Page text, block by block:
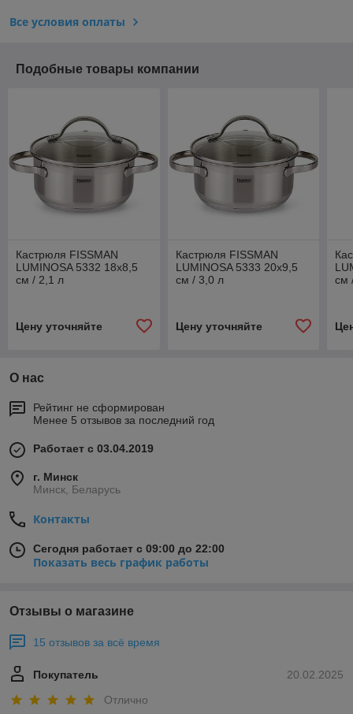
Все условия оплаты
Подобные товары компании
Кастрюля FISSMAN
LUMINOSA 5332 18x8,5
см / 2,1 л
Цену уточняйте
Кастрюля FISSMAN
LUMINOSA 5333 20x9,5
см / 3,0 л
Цену уточняйте
см
О нас
Рейтинг не сформирован
Менее 5 отзывов за последний год
Работает с 03.04.2019
г. Минск
Минск, Беларусь
Контакты
Сегодня работает с 09:00 до 22:00
Показать весь график работы
Отзывы о магазине
15 отзывов за всё время
20.02.2025
Покупатель
Отлично